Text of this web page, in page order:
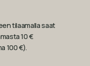
tilaamalla saat
10 €
100 €).